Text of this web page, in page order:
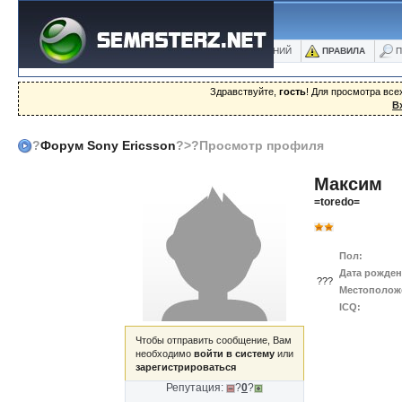
ФОРУМ БЛОГИ ФОТО БАЗА ЗНАНИЙ ПРАВИЛА
Здравствуйте, гость! Для просмотра
?Форум Sony Ericsson?>?Просмотр профиля
Чтобы отправить сообщение, Вам
необходимо войти в систему или
зарегистрироваться
Репутация: ?0?
Максим
=toredo=
???
Пол:
Дата
ICQ: